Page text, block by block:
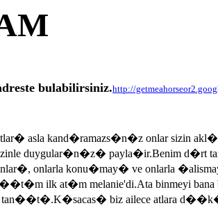
bulabilirsiniz.http://
asla kand�ramazs�n�z onlar sizin
duygular�n�z� payla�ir.Benim d�rt
onlarla konu�may� ve onlarla
ilk at�m melanie'di.Ata binmeyi bana
tan��t�.K�sacas� biz ailece atlara